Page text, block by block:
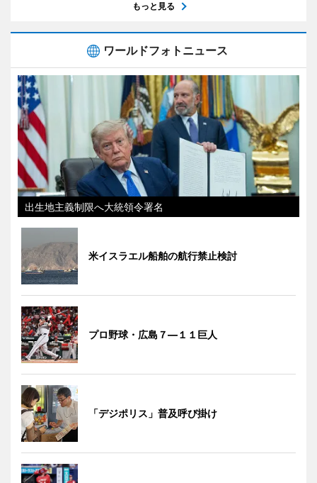
もっと見る
ワールドフォトニュース
出生地主義制限へ大統領令署名
米イスラエル船舶の航行禁止検討
プロ野球・広島７―１１巨人
「デジポリス」普及呼び掛け